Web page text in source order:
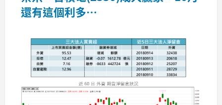
還有這個利多…